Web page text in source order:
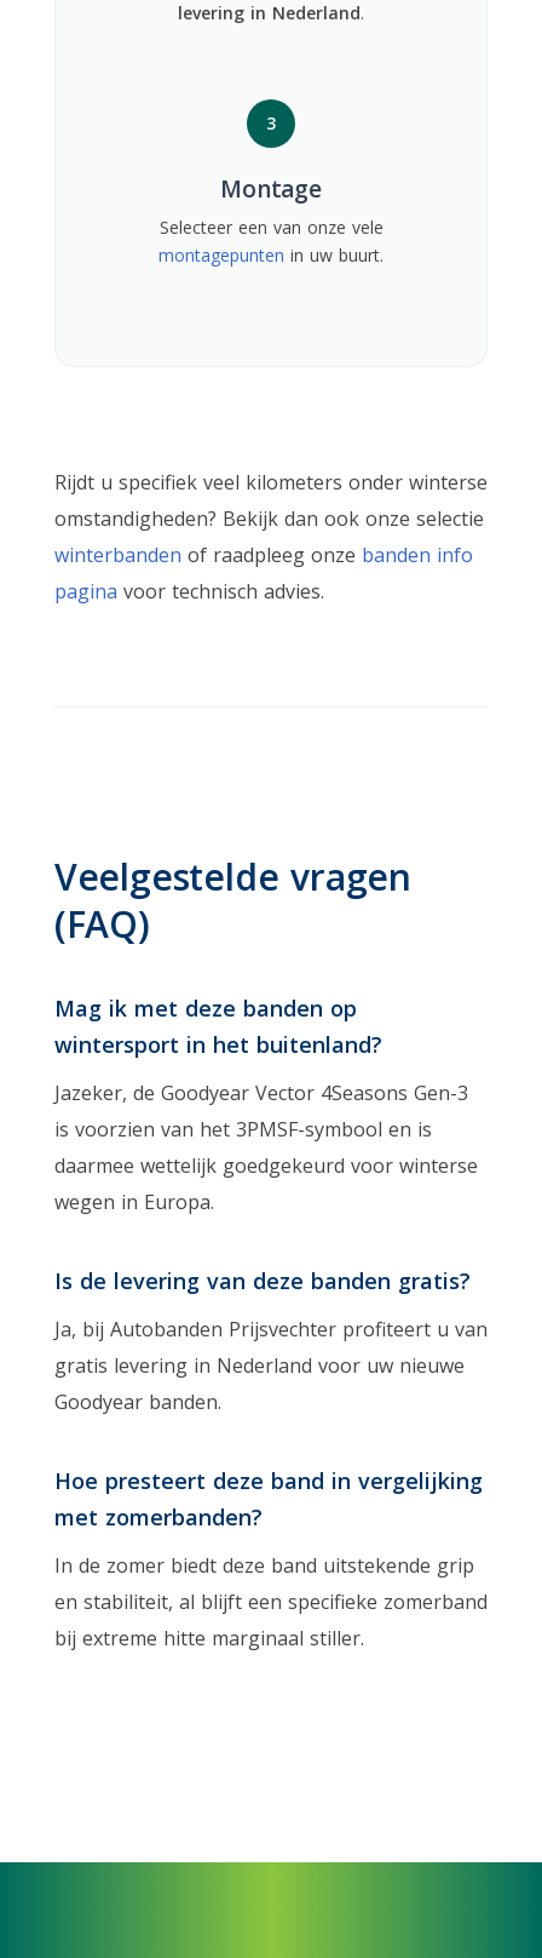
levering in Nederland.
3
Montage
Selecteer een van onze vele
montagepunten in uw buurt.
Rijdt u specifiek veel kilometers onder winterse
omstandigheden? Bekijk dan ook onze selectie
winterbanden of raadpleeg onze banden info
pagina voor technisch advies.
Veelgestelde vragen
(FAQ)
Mag ik met deze banden op
wintersport in het buitenland?
Jazeker, de Goodyear Vector 4Seasons Gen-3
is voorzien van het 3PMSF-symbool en is
daarmee wettelijk goedgekeurd voor winterse
wegen in Europa.
Is de levering van deze banden gratis?
Ja, bij Autobanden Prijsvechter profiteert u van
gratis levering in Nederland voor uw nieuwe
Goodyear banden.
Hoe presteert deze band in vergelijking
met zomerbanden?
In de zomer biedt deze band uitstekende grip
en stabiliteit, al blijft een specifieke zomerband
bij extreme hitte marginaal stiller.